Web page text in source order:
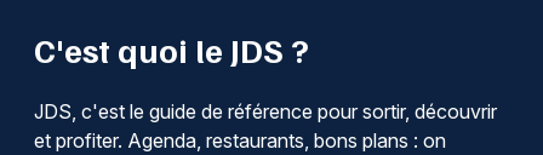
C'est quoi le JDS ?
JDS, c'est le guide de référence pour sortir, découvrir
et profiter. Agenda, restaurants, bons plans : on